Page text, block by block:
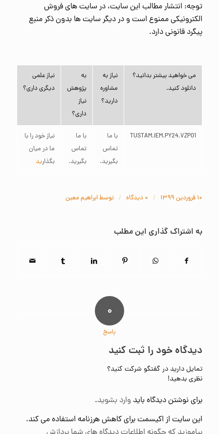
توجه: انتشار مطالب این سایت، در سایت های فروش
الکترونیکی ممنوع است و در دیگر سایت ها بدون ذکر منبع
پیگرد قانونی دارد.
می خواهید بیشتر بدانید؟
دانلود کنید.
نیاز به
مشاوره
دارید؟
به
پژوهش
نیاز
داری؟
نیاز علمی
دیگری داری؟
TUSTAM.IEM.PY24.VZP01
با ما
تماس
بگیرید.
با ما
تماس
بگیرید.
نیاز خود را با
ما در میان
بگذارید
۱۰ فروردین ۱۳۹۹ / ۰ دیدگاه‌ / توسطابراهیم معین
به اشتراک گذاری این مطلب
۰
پاسخ
دیدگاه خود را ثبت کنید
تمایل دارید در گفتگو شرکت کنید؟
نظری بدهید!
برای نوشتن دیدگاه باید وارد بشوید.
این سایت از اکیسمت برای کاهش هرزنامه استفاده می کند.